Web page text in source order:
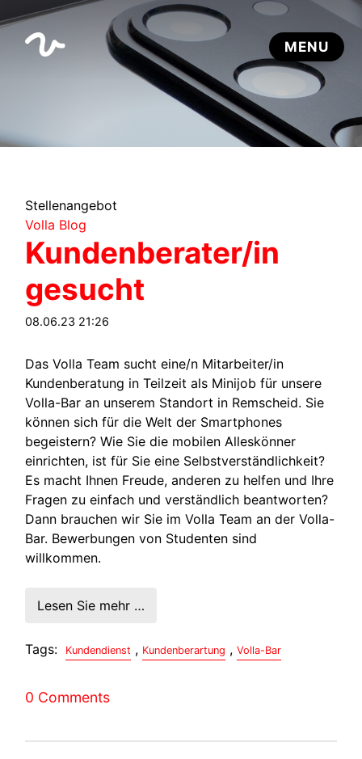
Stellenangebot
Volla Blog
Kundenberater/in
gesucht
08.06.23 21:26
Das Volla Team sucht eine/n Mitarbeiter/in
Kundenberatung in Teilzeit als Minijob für unsere
Volla-Bar an unserem Standort in Remscheid. Sie
können sich für die Welt der Smartphones
begeistern? Wie Sie die mobilen Alleskönner
einrichten, ist für Sie eine Selbstverständlichkeit?
Es macht Ihnen Freude, anderen zu helfen und Ihre
Fragen zu einfach und verständlich beantworten?
Dann brauchen wir Sie im Volla Team an der Volla-
Bar. Bewerbungen von Studenten sind
willkommen.
Lesen Sie mehr …
Tags: Kundendienst , Kundenberartung , Volla-Bar
0 Comments